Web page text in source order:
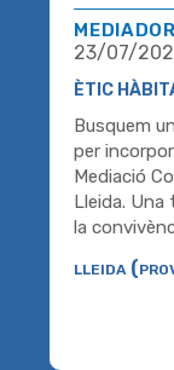
23/07/
ÈTIC
Busquem
per
Mediació
Lleida.
la
lleida